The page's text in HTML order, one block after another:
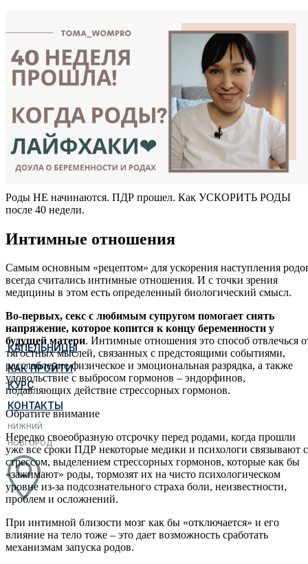
КАПЕЛЬНИЦЫ
КАК ПРОЙТИ
КУРС
КОНТАКТЫ
НИЖНИЙ
НОВГОРОД
Роды НЕ начинаются. ПДР прошел. Как УСКОРИТЬ РОДЫ
после 40 недели.
Интимные отношения
Самым основным «рецептом» для ускорения наступления
всегда считались интимные отношения. И с точки зрения
медицины в этом есть определенный биологический смысл.
Во-первых, секс с любимым супругом помогает снять
напряжение, которое копится к концу беременности у
будущей матери. Интимные отношения это способ отвлечься
тягостных мыслей, связанных с предстоящими событиями,
расслабление физическое и эмоциональная разрядка, а также
удовольствие с выбросом гормонов – эндорфинов,
подавляющих действие стрессорных гормонов.
Обратите внимание
Нередко своеобразную отсрочку перед родами, когда прошли
уже все сроки ПДР некоторые медики и психологи связывают
стрессом, выделением стрессорных гормонов, которые как бы
«зажимают» роды, тормозят их на чисто психологическом
уровне из-за подсознательного страха боли, неизвестности,
проблем и осложнений.
При интимной близости мозг как бы «отключается» и его
влияние на тело тоже – это дает возможность сработать
механизмам запуска родов.